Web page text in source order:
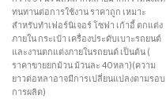
ทนทานต่อการใช้งาน ราคาถูก เหมาะ
สำหรับทำเฟอร์นิเจอร์ โซฟา เก้าอี้ ตกแต่ง
ภายใน กระเป๋า เครื่องประดับเบาะรถยนต์
และงานตกแต่งภายในรถยนต์ เป็นต้น (
ราคาขายยกม้วน ม้วนละ 40 หลา)(ความ
ยาวต่อหลาอาจมีการเปลี่ยนแปลงตามรอบ
การผลิต)